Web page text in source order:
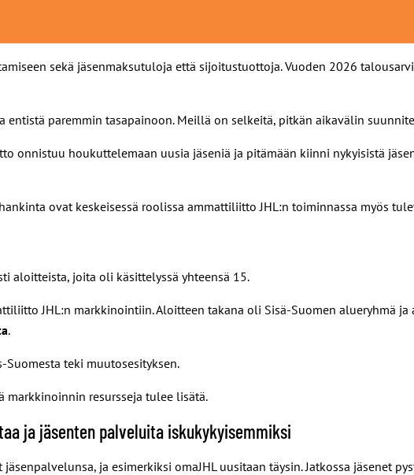
sekä jäsenmaksutuloja että sijoitustuottoja. Vuoden 2026
entistä paremmin tasapainoon. Meillä on selkeitä, pitkän aikavälin
onnistuu houkuttelemaan uusia jäseniä ja pitämään kiinni nykyisistä
ovat keskeisessä roolissa ammattiliitto JHL:n toiminnassa myös
aloitteista, joita oli käsittelyssä yhteensä 15.
JHL:n markkinointiin. Aloitteen takana oli Sisä-Suomen alueryhmä
.
Suomesta teki muutosesityksen.
markkinoinnin resursseja tulee lisätä.
ja jäsenten palveluita iskukykyisemmiksi
ja esimerkiksi omaJHL uusitaan täysin. Jatkossa jäsenet